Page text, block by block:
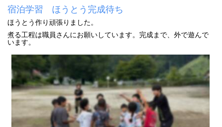
宿泊学習 ほうとう完成待ち
ほうとう作り頑張りました。
煮る工程は職員さんにお願いしています。完成まで、外で遊んで
います。